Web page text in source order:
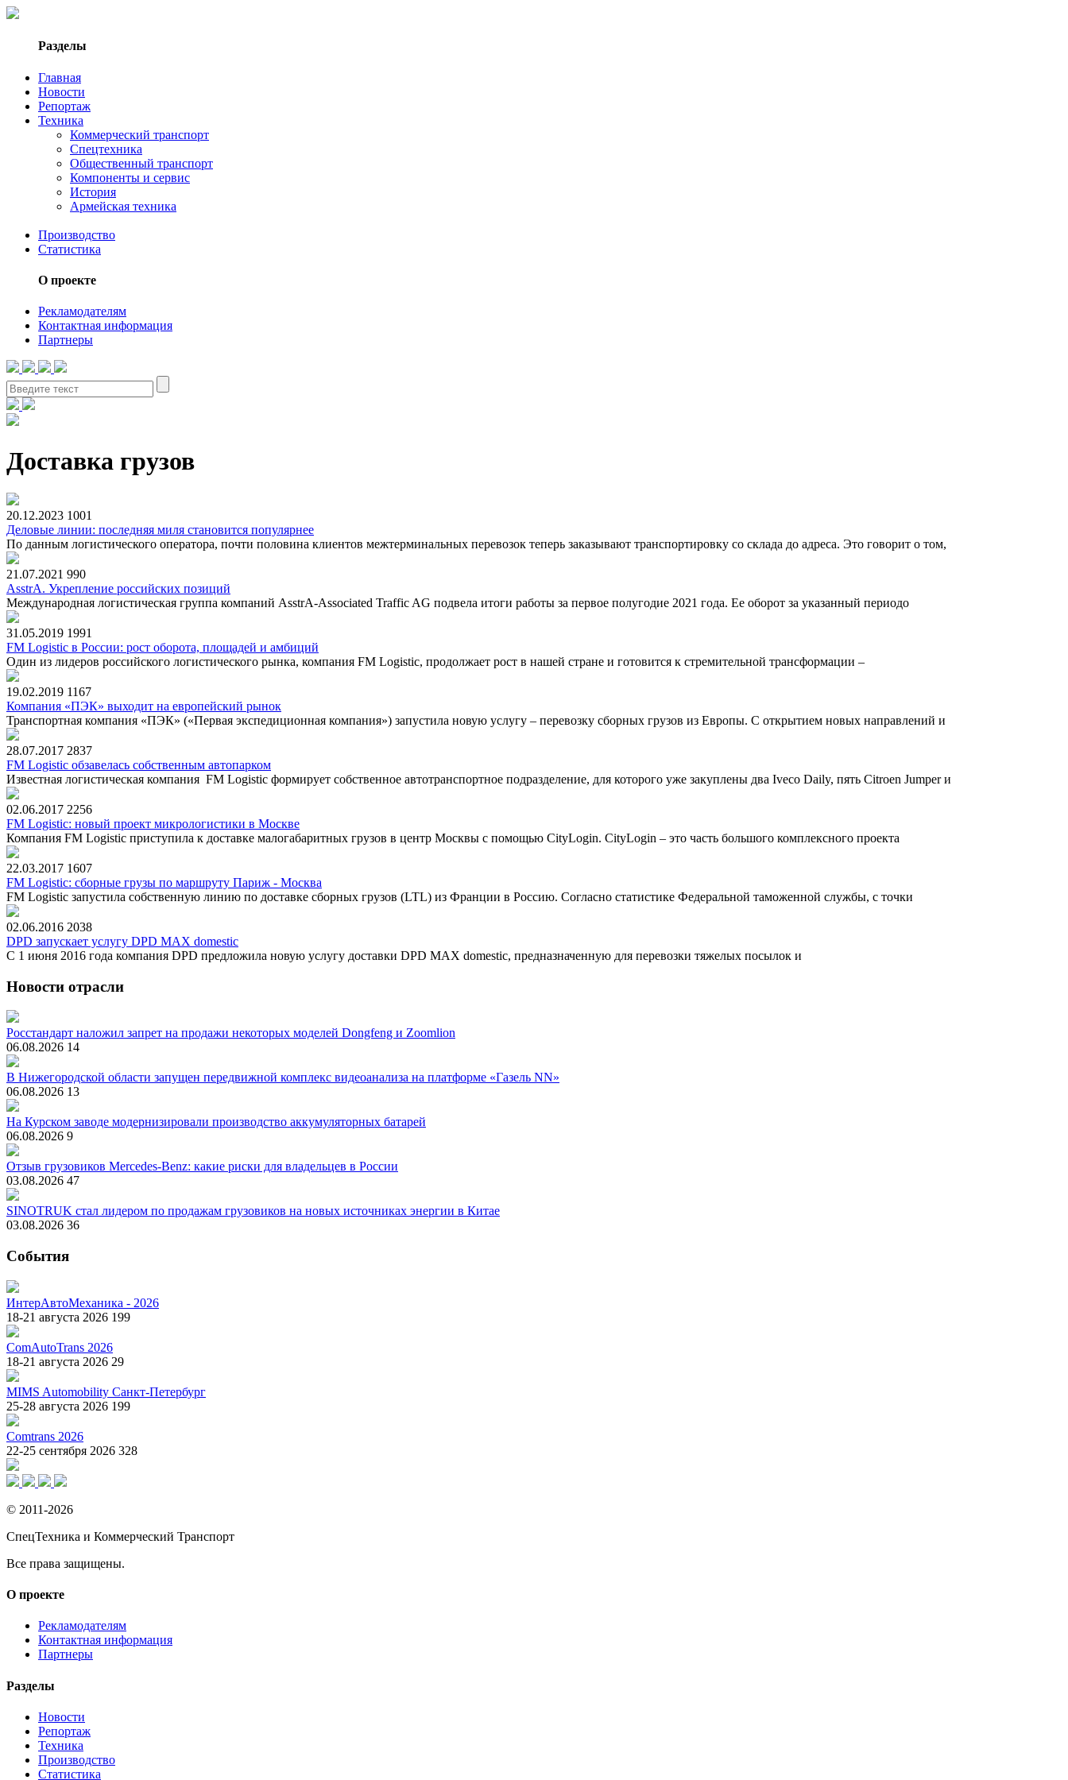
Разделы
Главная
Новости
Репортаж
Техника
Коммерческий транспорт
Спецтехника
Общественный транспорт
Компоненты и сервис
История
Армейская техника
Производство
Статистика
О проекте
Рекламодателям
Контактная информация
Партнеры
Доставка грузов
20.12.2023 1001
Деловые линии: последняя миля становится популярнее
По данным логистического оператора, почти половина клиентов межтерминальных перевозок теперь заказывают транспортировку со склада до адреса. Это говорит о том,
21.07.2021 990
AsstrA. Укрепление российских позиций
Международная логистическая группа компаний AsstrA-Associated Traffic AG подвела итоги работы за первое полугодие 2021 года. Ее оборот за указанный периодо
31.05.2019 1991
FM Logistic в России: рост оборота, площадей и амбиций
Один из лидеров российского логистического рынка, компания FM Logistic, продолжает рост в нашей стране и готовится к стремительной трансформации –
19.02.2019 1167
Компания «ПЭК» выходит на европейский рынок
Транспортная компания «ПЭК» («Первая экспедиционная компания») запустила новую услугу – перевозку сборных грузов из Европы. С открытием новых направлений и
28.07.2017 2837
FM Logistic обзавелась собственным автопарком
Известная логистическая компания FM Logistic формирует собственное автотранспортное подразделение, для которого уже закуплены два Iveco Daily, пять Citroen Jumper и
02.06.2017 2256
FM Logistic: новый проект микрологистики в Москве
Компания FM Logistic приступила к доставке малогабаритных грузов в центр Москвы с помощью CityLogin. CityLogin – это часть большого комплексного проекта
22.03.2017 1607
FM Logistic: сборные грузы по маршруту Париж - Москва
FM Logistic запустила собственную линию по доставке сборных грузов (LTL) из Франции в Россию. Согласно статистике Федеральной таможенной службы, с точки
02.06.2016 2038
DPD запускает услугу DPD MAX domestic
С 1 июня 2016 года компания DPD предложила новую услугу доставки DPD MAX domestic, предназначенную для перевозки тяжелых посылок и
Новости отрасли
Росстандарт наложил запрет на продажи некоторых моделей Dongfeng и Zoomlion
06.08.2026 14
В Нижегородской области запущен передвижной комплекс видеоанализа на платформе «Газель NN»
06.08.2026 13
На Курском заводе модернизировали производство аккумуляторных батарей
06.08.2026 9
Отзыв грузовиков Mercedes-Benz: какие риски для владельцев в России
03.08.2026 47
SINOTRUK стал лидером по продажам грузовиков на новых источниках энергии в Китае
03.08.2026 36
События
ИнтерАвтоМеханика - 2026
18-21 августа 2026 199
ComAutoTrans 2026
18-21 августа 2026 29
MIMS Automobility Санкт-Петербург
25-28 августа 2026 199
Comtrans 2026
22-25 сентября 2026 328
© 2011-2026
СпецТехника и Коммерческий Транспорт
Все права защищены.
О проекте
Рекламодателям
Контактная информация
Партнеры
Разделы
Новости
Репортаж
Техника
Производство
Статистика